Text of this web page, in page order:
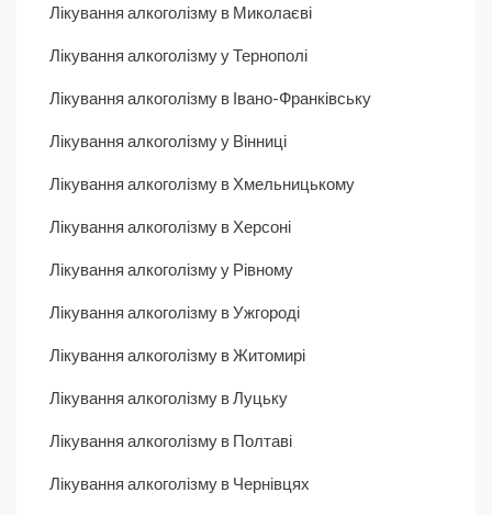
Лікування алкоголізму в Миколаєві
Лікування алкоголізму у Тернополі
Лікування алкоголізму в Івано-Франківську
Лікування алкоголізму у Вінниці
Лікування алкоголізму в Хмельницькому
Лікування алкоголізму в Херсоні
Лікування алкоголізму у Рівному
Лікування алкоголізму в Ужгороді
Лікування алкоголізму в Житомирі
Лікування алкоголізму в Луцьку
Лікування алкоголізму в Полтаві
Лікування алкоголізму в Чернівцях